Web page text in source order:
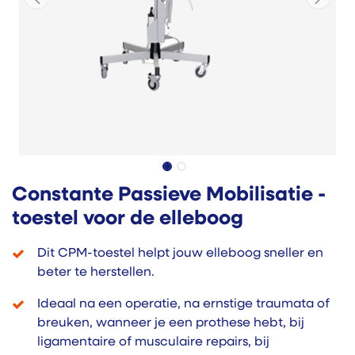
Constante Passieve Mobilisatie -
toestel voor de elleboog
Dit CPM-toestel helpt jouw elleboog sneller en
beter te herstellen.
Ideaal na een operatie, na ernstige traumata of
breuken, wanneer je een prothese hebt, bij
ligamentaire of musculaire repairs, bij